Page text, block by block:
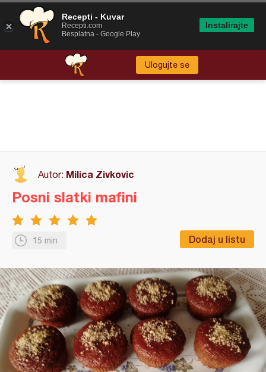
Ulogujte se
Autor: Milica Zivkovic
15 min Dodaj u listu
Posni slatki mafini
Recepti - Kuvar
Recepti.com
Besplatna - Google Play
Instalirajte